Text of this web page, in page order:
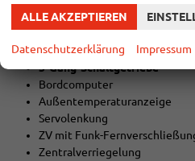
NEBELSCHEINWERFER
Technik
5-Gang-Schaltgetriebe
Bordcomputer
Außentemperaturanzeige
Servolenkung
ZV mit Funk-
Zentralverriegelung
ALLE AKZEPTIEREN
Datenschutzerklärung Impressum